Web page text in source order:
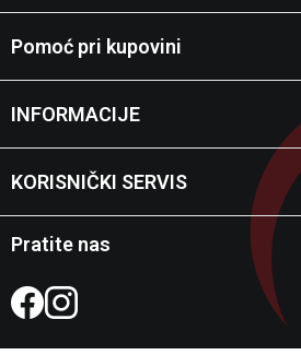
Pomoć pri kupovini
INFORMACIJE
KORISNIČKI SERVIS
Pratite nas